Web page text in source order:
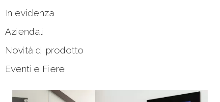
In evidenza
Aziendali
Novità di prodotto
Eventi e Fiere